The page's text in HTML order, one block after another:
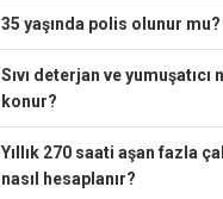
35 yaşında polis olunur mu?
Sıvı deterjan ve yumuşatıcı
konur?
Yıllık 270 saati aşan fazla
nasıl hesaplanır?